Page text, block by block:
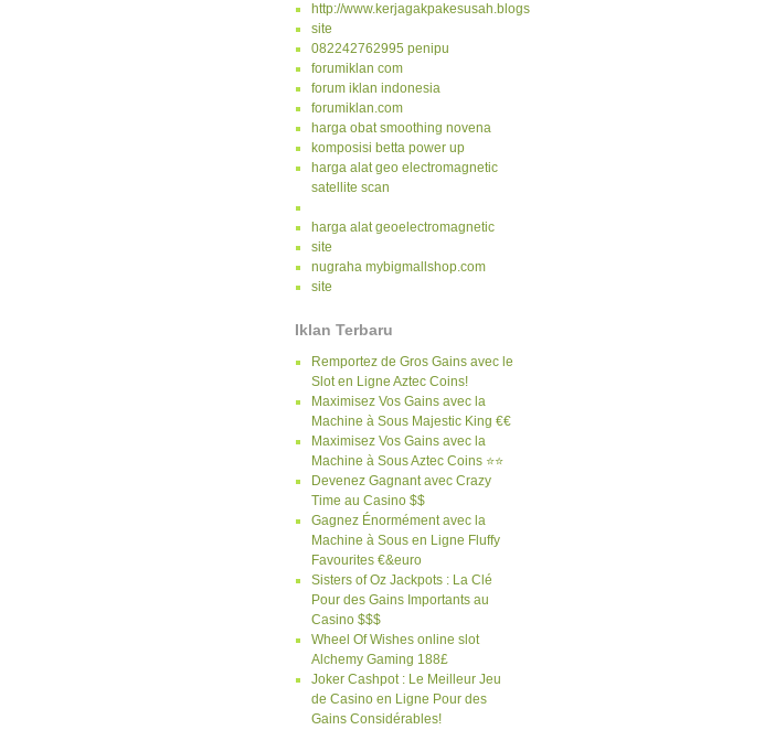
http://www.kerjagakpakesusah.blogspot.com/
site
082242762995 penipu
forumiklan com
forum iklan indonesia
forumiklan.com
harga obat smoothing novena
komposisi betta power up
harga alat geo electromagnetic
satellite scan
harga alat geoelectromagnetic
site
nugraha mybigmallshop.com
site
Iklan Terbaru
Remportez de Gros Gains avec le
Slot en Ligne Aztec Coins!
Maximisez Vos Gains avec la
Machine à Sous Majestic King €€
Maximisez Vos Gains avec la
Machine à Sous Aztec Coins ⭐⭐
Devenez Gagnant avec Crazy
Time au Casino $$
Gagnez Énormément avec la
Machine à Sous en Ligne Fluffy
Favourites €&euro
Sisters of Oz Jackpots : La Clé
Pour des Gains Importants au
Casino $$$
Wheel Of Wishes online slot
Alchemy Gaming 188£
Joker Cashpot : Le Meilleur Jeu
de Casino en Ligne Pour des
Gains Considérables!